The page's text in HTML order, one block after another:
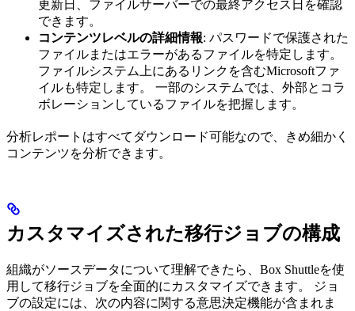
更新日、ファイルサーバーでの最終アクセス日を確認
できます。
コンテンツレベルの詳細情報: パスワードで保護された
ファイルまたはエラーがあるファイルを特定します。
ファイルシステム上にあるリンクを含むMicrosoftファ
イルも特定します。 一部のシステムでは、外部とコラ
ボレーションしているファイルを把握します。
分析レポートはすべてダウンロード可能なので、きめ細かく
コンテンツを分析できます。
カスタマイズされた移行ジョブの構成
組織がソースデータについて理解できたら、Box Shuttleを使
用して移行ジョブを全面的にカスタマイズできます。 ジョ
ブの設定には、次の内容に関する意思決定機能が含まれま